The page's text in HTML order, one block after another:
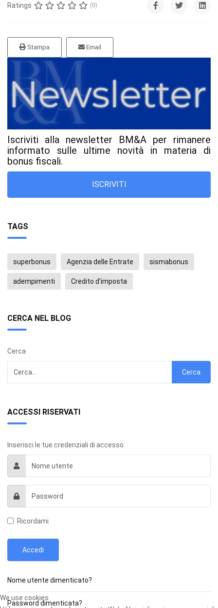
Ratings (0)
Stampa Email
Iscriviti alla newsletter BM&A per rimanere
informato sulle ultime novità in materia di
bonus fiscali.
ISCRIVITI
TAGS
superbonus Agenzia delle Entrate sismabonus
adempimenti Credito d'imposta
CERCA NEL BLOG
Cerca
Cerca
ACCESSI RISERVATI
Inserisci le tue credenziali di accesso
Ricordami
Accedi
Nome utente dimenticato?
Password dimenticata?
We use cookies